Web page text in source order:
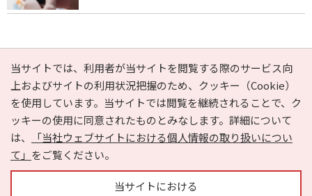
PAGE TOP
当サイトでは、利用者が当サイトを閲覧する際のサービス向
上およびサイトの利用状況把握のため、クッキー（Cookie）
を使用しています。当サイトでは閲覧を継続されることで、ク
ッキーの使用に同意されたものとみなします。詳細について
は、
「当社ウェブサイトにおける個人情報の取り扱いについ
て」 をご覧ください。
当サイトにおける
e-NAVITA（イーナビタ）とは？ お気に入り
ヘルプ
利用規約
個人情報の取り扱いについて
運営会社
サイトマップ
広告掲載に関するお問い合わせ